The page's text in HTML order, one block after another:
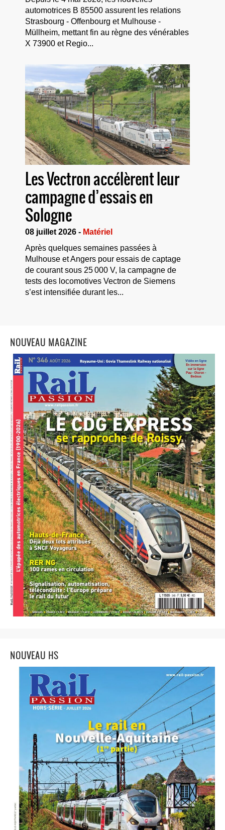
automotrices B 85500 assurent les relations
Strasbourg - Offenbourg et Mulhouse -
Müllheim, mettant fin au règne des vénérables
X 73900 et Regio...
Les Vectron accélèrent leur
campagne d’essais en
Sologne
08 juillet 2026 - Matériel
Après quelques semaines passées à
Mulhouse et Angers pour essais de captage
de courant sous 25 000 V, la campagne de
tests des locomotives Vectron de Siemens
s’est intensifiée durant les...
NOUVEAU MAGAZINE
NOUVEAU HS